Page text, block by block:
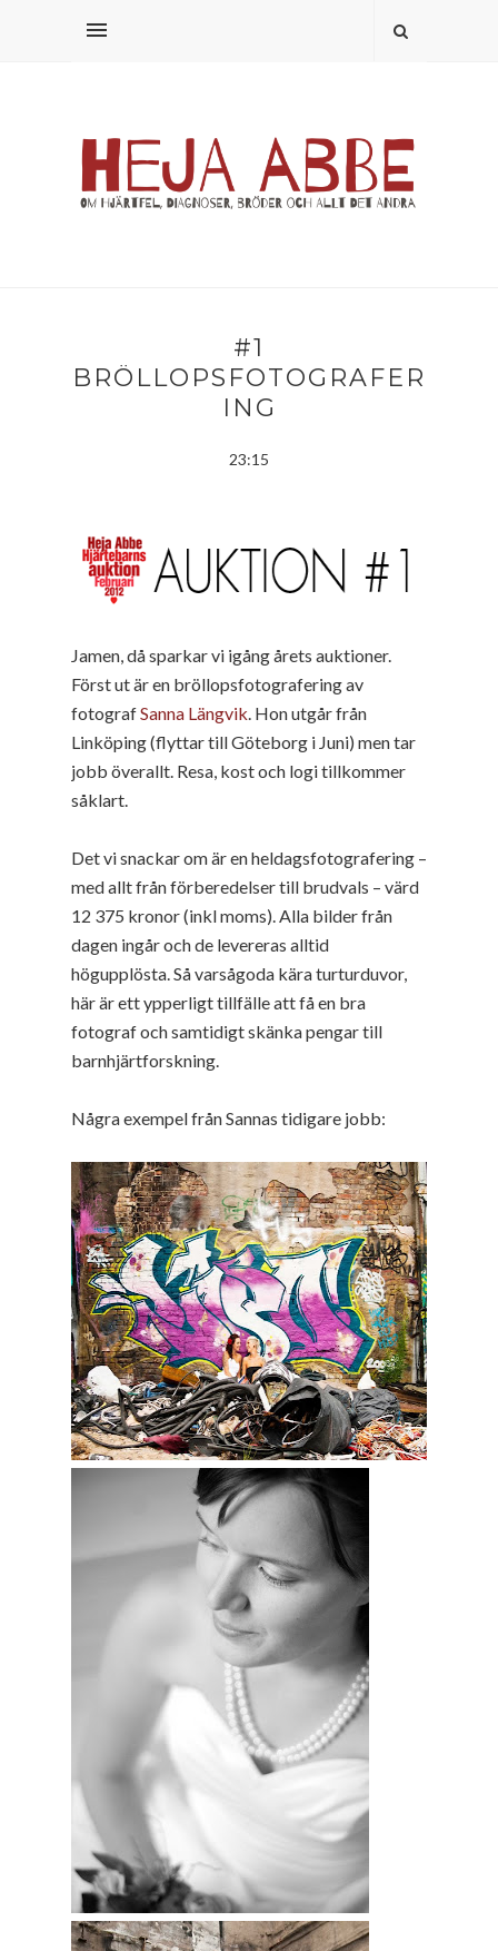
#1
BRÖLLOPSFOTOGRAFER
ING
23:15
Jamen, då sparkar vi igång årets auktioner.
Först ut är en bröllopsfotografering av
fotografSanna Längvik . Hon utgår från
Linköping (flyttar till Göteborg i Juni) men tar
jobb överallt. Resa, kost och logi tillkommer
såklart.
Det vi snackar om är en heldagsfotografering –
med allt från förberedelser till brudvals – värd
12 375 kronor (inkl moms). Alla bilder från
dagen ingår och de levereras alltid
högupplösta. Så varsågoda kära turturduvor,
här är ett ypperligt tillfälle att få en bra
fotograf och samtidigt skänka pengar till
barnhjärtforskning.
Några exempel från Sannas tidigare jobb: